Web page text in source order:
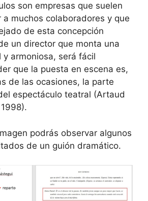
son empresas que suelen
a muchos colaboradores y que
de esta concepción
un director que monta una
y armoniosa, será fácil
que la puesta en escena es,
de las ocasiones, la parte
espectáculo teatral (Artaud
podrás observar algunos
de un guión dramático.